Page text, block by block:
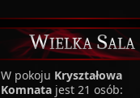
Wielka Sala
W pokoju Kryształowa
Komnata jest 21 osób: